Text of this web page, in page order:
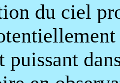
du ciel
puissant